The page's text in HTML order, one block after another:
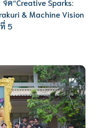
ด“Creative Sparks:
& Machine Vision
5